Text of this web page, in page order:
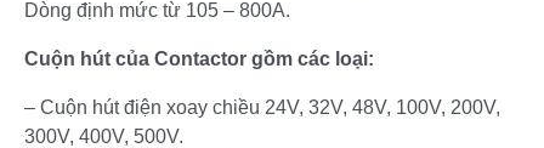
Dòng định mức từ 105 – 800A.
Cuộn hút của Contactor gồm các loại:
– Cuộn hút điện xoay chiều 24V, 32V, 48V, 100V, 200V,
300V, 400V, 500V.